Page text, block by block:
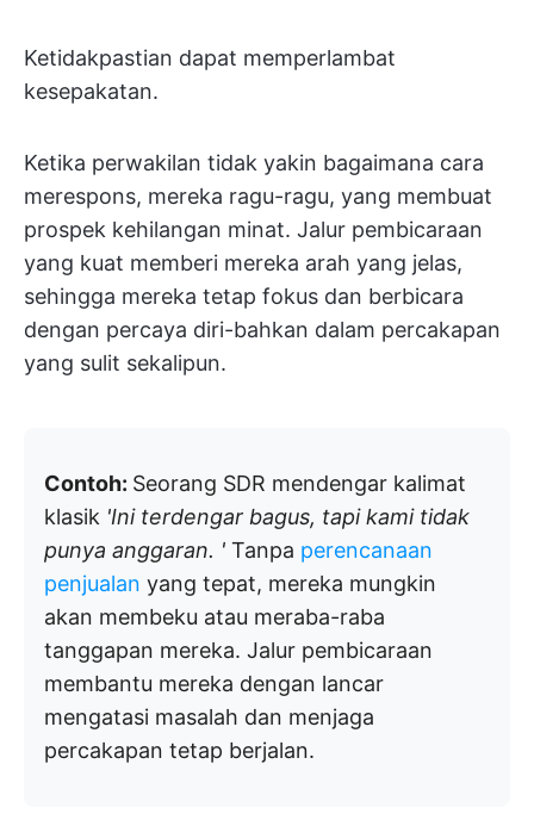
Ketidakpastian dapat memperlambat
kesepakatan.
Ketika perwakilan tidak yakin bagaimana cara
merespons, mereka ragu-ragu, yang membuat
prospek kehilangan minat. Jalur pembicaraan
yang kuat memberi mereka arah yang jelas,
sehingga mereka tetap fokus dan berbicara
dengan percaya diri-bahkan dalam percakapan
yang sulit sekalipun.
Contoh: Seorang SDR mendengar kalimat
klasik 'Ini terdengar bagus, tapi kami tidak
punya anggaran. ' Tanpa perencanaan
penjualan yang tepat, mereka mungkin
akan membeku atau meraba-raba
tanggapan mereka. Jalur pembicaraan
membantu mereka dengan lancar
mengatasi masalah dan menjaga
percakapan tetap berjalan.